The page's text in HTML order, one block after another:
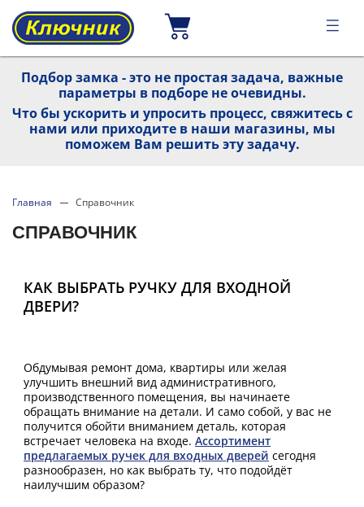
Подбор замка - это не простая задача, важные
параметры в подборе не очевидны.
Что бы ускорить и упросить процесс, свяжитесь с
нами или приходите в наши магазины, мы
поможем Вам решить эту задачу.
Главная Справочник
СПРАВОЧНИК
КАК ВЫБРАТЬ РУЧКУ ДЛЯ ВХОДНОЙ
ДВЕРИ?
Обдумывая ремонт дома, квартиры или желая
улучшить внешний вид административного,
производственного помещения, вы начинаете
обращать внимание на детали. И само собой, у вас не
получится обойти вниманием деталь, которая
встречает человека на входе. Ассортимент
предлагаемых ручек для входных дверей сегодня
разнообразен, но как выбрать ту, что подойдёт
наилучшим образом?